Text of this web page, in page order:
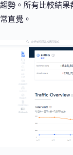
趨勢。所有比較結果
常直覺。